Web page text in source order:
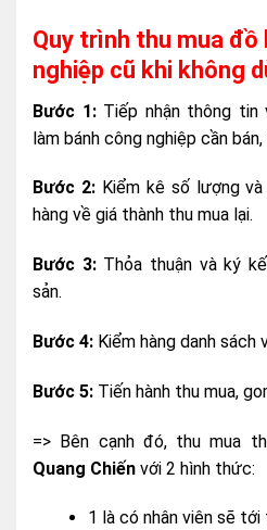
Quy trình thu mua đồ
nghiệp cũ khi không
Bước 1:Tiếp nhận thông tin
làm bánh công nghiệp cần bán,
Bước 2:Kiểm kê số lượng
hàng về giá thành thu mua lại.
Bước 3:Thỏa thuận và ký
sản.
Bước 4: Kiểm hàng danh sách
Bước 5: Tiến hành thu mua,
=> Bên cạnh đó, thu mua
Quang Chiến với 2 hình thức:
1 là có nhân viên sẽ